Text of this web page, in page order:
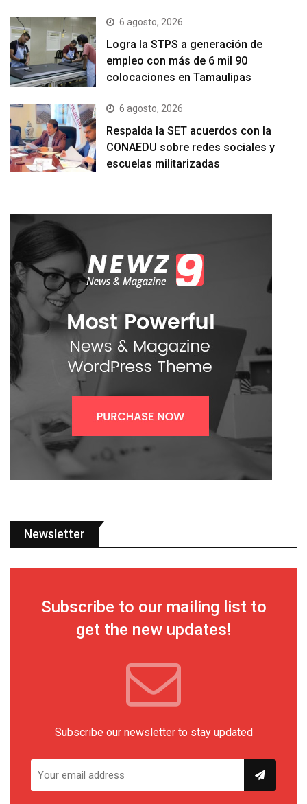
6 agosto, 2026
Logra la STPS a generación de
empleo con más de 6 mil 90
colocaciones en Tamaulipas
6 agosto, 2026
Respalda la SET acuerdos con la
CONAEDU sobre redes sociales y
escuelas militarizadas
Newsletter
Subscribe to our mailing list to
get the new updates!
Subscribe our newsletter to stay updated